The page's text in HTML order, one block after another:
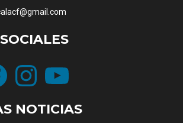
InstagramYouTube
NOTICIAS